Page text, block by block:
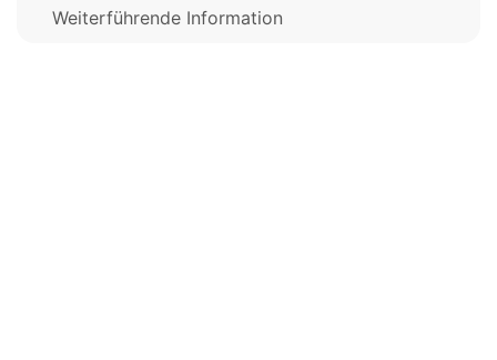
Weiterführende Information